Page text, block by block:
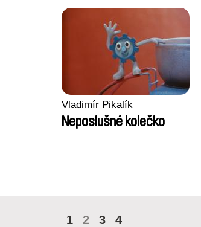
Vladimír Pikalík
Neposlušné kolečko
1 2 3 4